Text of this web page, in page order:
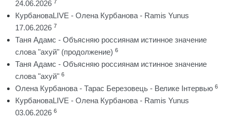
24.06.2026 7
КурбановаLIVE - Олена Курбанова - Ramis Yunus
17.06.2026 7
Таня Адамс - Объясняю россиянам истинное значение
слова "ахуй" (продолжение) 6
Таня Адамс - Объясняю россиянам истинное значение
слова "ахуй" 6
Олена Курбанова - Тарас Березовець - Велике Інтервью 6
КурбановаLIVE - Олена Курбанова - Ramis Yunus
03.06.2026 6